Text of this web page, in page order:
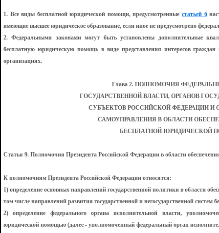
1. Все виды бесплатной юридической помощи, предусмотренные статьей 6
имеющие высшее юридическое образование, если иное не предусмотрено
2. Федеральными законами могут быть установлены дополнительные
бесплатную юридическую помощь в виде представления интересов
организациях.
Глава 2. ПОЛНОМОЧИЯ
ГОСУДАРСТВЕННОЙ ВЛАСТИ, ОРГАНОВ
СУБЪЕКТОВ РОССИЙСКОЙ ФЕДЕРАЦИИ И
САМОУПРАВЛЕНИЯ В ОБЛАСТИ
БЕСПЛАТНОЙ ЮРИДИЧЕСКОЙ
Статья 9. Полномочия Президента Российской Федерации в области
К полномочиям Президента Российской Федерации относятся:
1) определение основных направлений государственной политики в области
том числе направлений развития государственной и негосударственной
2) определение федерального органа исполнительной власти,
юридической помощью (далее - уполномоченный федеральный орган